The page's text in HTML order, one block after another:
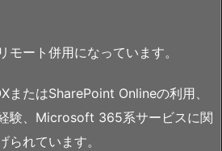
モート併用になっています。
またはSharePoint Onlineの利用、
験、Microsoft 365系サービスに関
られています。